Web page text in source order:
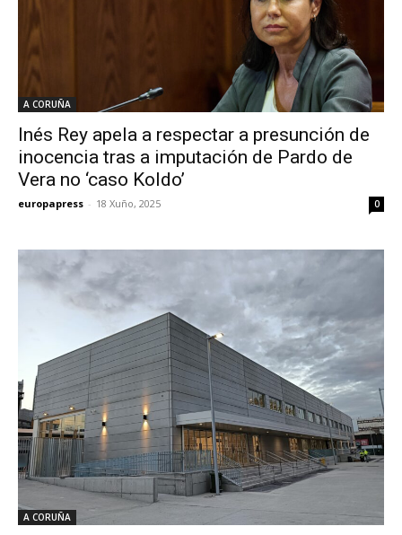
A CORUÑA
Inés Rey apela a respectar a presunción de
inocencia tras a imputación de Pardo de
Vera no ‘caso Koldo’
europapress - 18 Xuño, 2025 0
A CORUÑA